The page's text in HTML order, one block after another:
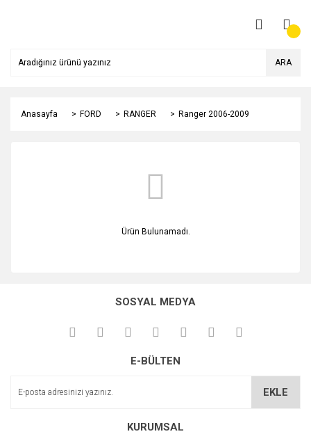
ARA
Anasayfa FORD RANGER Ranger 2006-2009
Ürün Bulunamadı.
SOSYAL MEDYA
E-BÜLTEN
EKLE
KURUMSAL